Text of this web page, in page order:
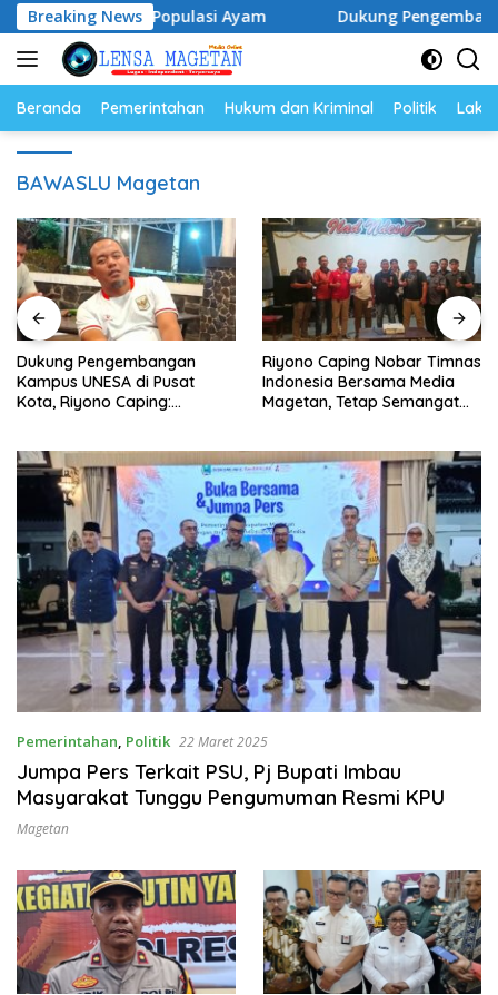
Langsung
ke
konten
Breaking News
dan Populasi Ayam Dukung Pengembangan
Beranda Pemerintahan Hukum dan Kriminal Politik
BAWASLU Magetan
Dukung Pengembangan
Kampus UNESA di Pusat
Kota, Riyono Caping:
Riyono Caping Nobar Timnas
Indonesia Bersama Media
Magetan, Tetap Semangat
Pemerintahan, Politik 22 Maret 2025
Jumpa Pers Terkait PSU, Pj Bupati Imbau
Masyarakat Tunggu Pengumuman Resmi KPU
Magetan